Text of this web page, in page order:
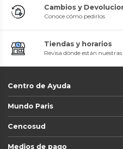
Cambios y
Conoce cómo pedirlos
Tiendas y horarios
Revisa dónde están
Centro de Ayuda
Mundo Paris
Cencosud
Medios de pago